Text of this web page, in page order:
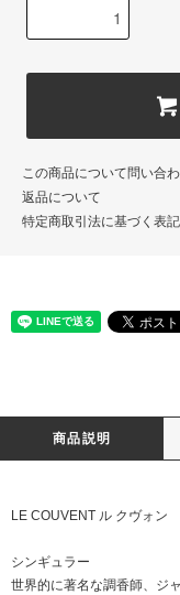
この商品について問い合
返品について
特定商取引法に基づく表記
商品説明
LE COUVENT ル クヴォン
シンギュラー
世界的に著名な調香師、ジ